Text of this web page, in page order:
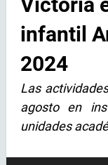
infantil
2024
Las
agosto en
unidades